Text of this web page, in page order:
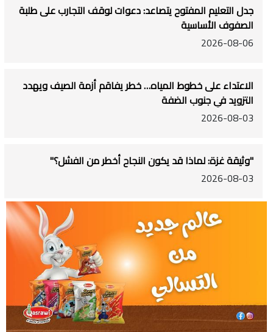
جدل التعليم المفتوح يتصاعد: دعوات لوقف التجارب على طلبة
الصفوف الأساسية
2026-08-06
الاعتداء على خطوط المياه… خطر يفاقم أزمة الصيف ويهدد
التزويد في جنوب الضفة
2026-08-03
"وثيقة غزة: لماذا قد يكون النجاح أخطر من الفشل؟"
2026-08-03